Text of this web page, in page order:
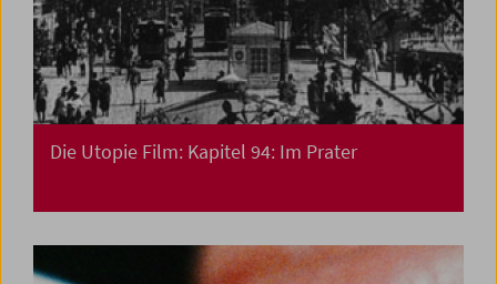
Die Utopie Film: Kapitel 94: Im Prater